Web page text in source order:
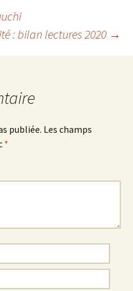
: bilan lectures 2020 →
publiée. Les champs
*